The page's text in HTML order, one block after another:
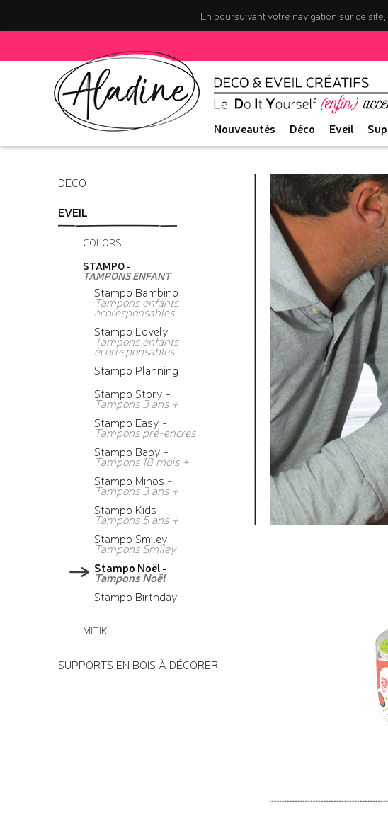
En poursuivant votre navigation sur ce
Nouveautés Déco Eveil
DÉCO
EVEIL
COLORS
STAMPO -
TAMPONS ENFANT
Stampo Bambino
Tampons enfants
écoresponsables
Stampo Lovely
Tampons enfants
écoresponsables
Stampo Planning
Stampo Story -
Tampons 3 ans +
Stampo Easy -
Tampons pré-encrés
Stampo Baby -
Tampons 18 mois +
Stampo Minos -
Tampons 3 ans +
Stampo Kids -
Tampons 5 ans +
Stampo Smiley -
Tampons Smiley
Stampo Noël -
Tampons Noël
Stampo Birthday
MITIK
SUPPORTS EN BOIS À DÉCORER